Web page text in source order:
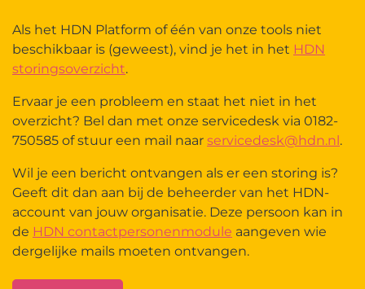
Als het HDN Platform of één van onze tools niet
beschikbaar is (geweest), vind je het in het HDN
storingsoverzicht.
Ervaar je een probleem en staat het niet in het
overzicht? Bel dan met onze servicedesk via 0182-
750585 of stuur een mail naar servicedesk@hdn.nl.
Wil je een bericht ontvangen als er een storing is?
Geeft dit dan aan bij de beheerder van het HDN-
account van jouw organisatie. Deze persoon kan in
de HDN contactpersonenmodule aangeven wie
dergelijke mails moeten ontvangen.